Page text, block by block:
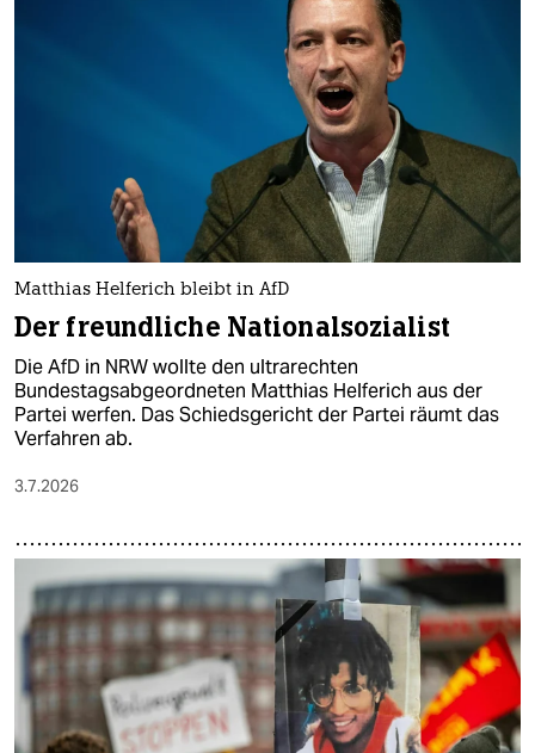
Matthias Helferich bleibt in AfD
Der freundliche Nationalsozialist
Die AfD in NRW wollte den ultrarechten
Bundestagsabgeordneten Matthias Helferich aus der
Partei werfen. Das Schiedsgericht der Partei räumt das
Verfahren ab.
3.7.2026